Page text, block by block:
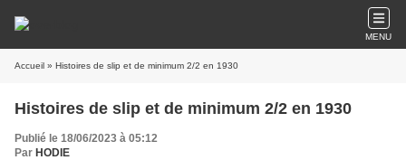
MENU
Accueil » Histoires de slip et de minimum 2/2 en 1930
Histoires de slip et de minimum 2/2 en 1930
Publié le 18/06/2023 à 05:12
Par HODIE